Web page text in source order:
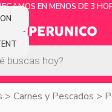
EN MENOS DE 3
> Carnes y Pescados >